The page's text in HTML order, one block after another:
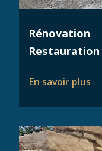
Rénovation
Restauration
En savoir plus